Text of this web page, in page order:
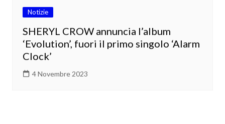
Notizie
SHERYL CROW annuncia l’album
‘Evolution’, fuori il primo singolo ‘Alarm
Clock’
4 Novembre 2023